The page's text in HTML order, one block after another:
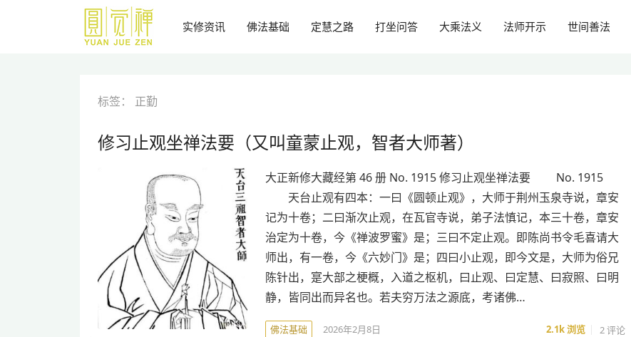
实修资讯 佛法基础 定慧之路 打坐问答 大乘法义 法师开示 世间善法
标签： 正勤
修习止观坐禅法要（又叫童蒙止观，智者大师著）
大正新修大藏经第 46 册 No. 1915 修习止观坐禅法要 No. 1915
天台止观有四本：一曰《圆顿止观》，大师于荆州玉泉寺说，章安
记为十卷；二曰渐次止观，在瓦官寺说，弟子法慎记，本三十卷，章安
治定为十卷，今《禅波罗蜜》是；三曰不定止观。即陈尚书令毛喜请大
师出，有一卷，今《六妙门》是；四曰小止观，即今文是，大师为俗兄
陈针出，寔大部之梗概，入道之枢机，曰止观、曰定慧、曰寂照、曰明
静，皆同出而异名也。若夫穷万法之源底，考诸佛…
佛法基础 2026年2月8日 2.1k浏览 2 评论